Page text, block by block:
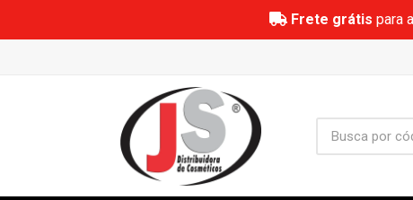
Frete grátis para